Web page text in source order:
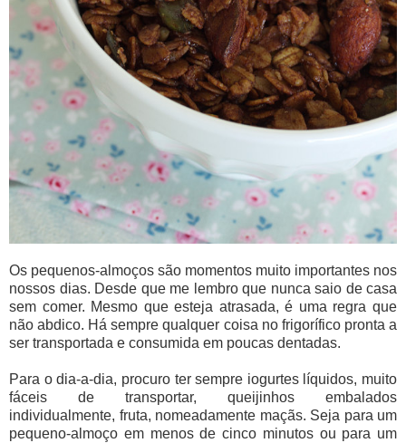
Os pequenos-almoços são momentos muito importantes nos
nossos dias. Desde que me lembro que nunca saio de casa
sem comer. Mesmo que esteja atrasada, é uma regra que
não abdico. Há sempre qualquer coisa no frigorífico pronta a
ser transportada e consumida em poucas dentadas.
Para o dia-a-dia, procuro ter sempre iogurtes líquidos, muito
fáceis de transportar, queijinhos embalados
individualmente, fruta, nomeadamente maçãs. Seja para um
pequeno-almoço em menos de cinco minutos ou para um